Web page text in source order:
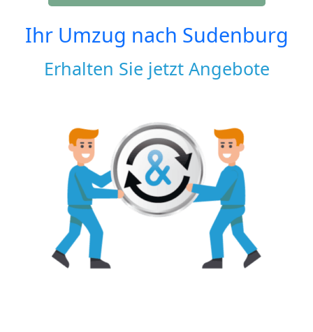
Ihr Umzug nach Sudenburg
Erhalten Sie jetzt Angebote